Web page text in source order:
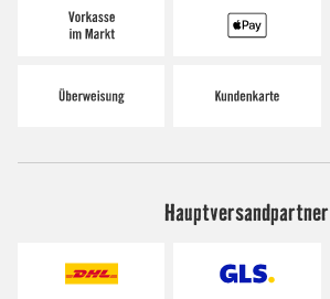
Hauptversandpartner